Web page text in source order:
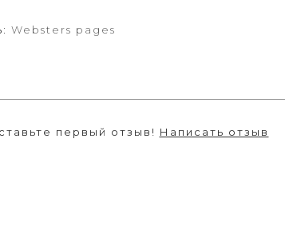
Websters pages
первый отзыв! Написать отзыв